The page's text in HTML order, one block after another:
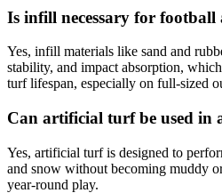
Is infill necessary for
Yes, infill materials like sand and
stability, and impact absorption,
turf lifespan, especially on full-sized
Can artificial turf be used in
Yes, artificial turf is designed to
and snow without becoming muddy
year-round play.